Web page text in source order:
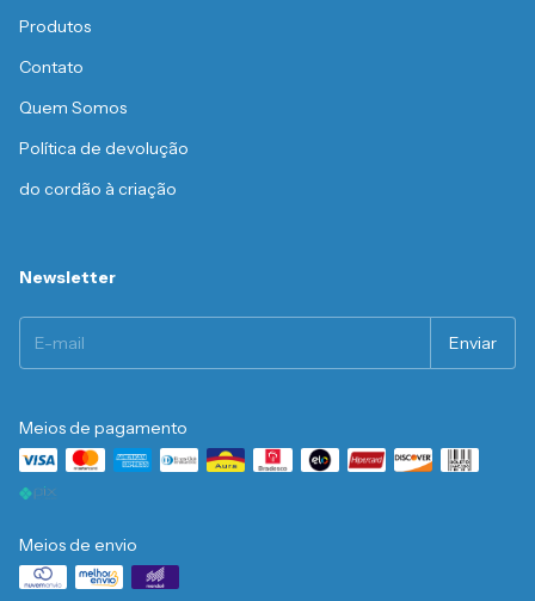
Produtos
Contato
Quem Somos
Política de devolução
do cordão à criação
Newsletter
Meios de pagamento
Meios de envio